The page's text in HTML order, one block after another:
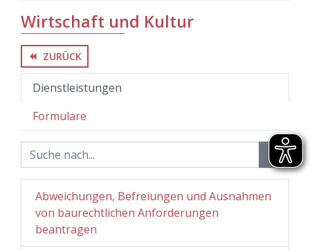
Wirtschaft und Kultur
backward ZURÜCK
Dienstleistungen
Formulare
Abweichungen, Befreiungen und Ausnahmen
von baurechtlichen Anforderungen
beantragen